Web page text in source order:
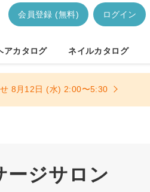
ログイン
会員登録 (無料)
アカタログ ネイルカタログ
8月12日 (水) 2:00〜5:30
ージサロン